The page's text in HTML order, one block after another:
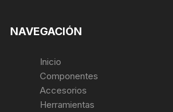
NAVEGACIÓN
Inicio
Componentes
Accesorios
Herramientas